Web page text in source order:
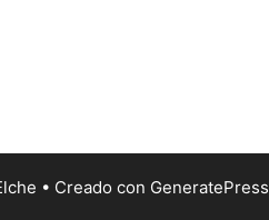
• Creado con GeneratePress